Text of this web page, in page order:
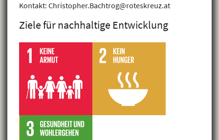
Kontakt: Christopher.Bachtrog@roteskreuz.at
Ziele für nachhaltige Entwicklung